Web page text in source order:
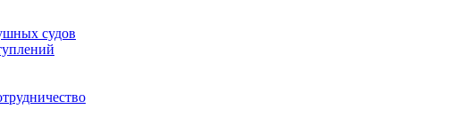
судов